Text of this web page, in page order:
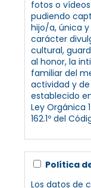
fotos o
pudiendo
hijo/a, única
carácter
cultural,
al honor, la
familiar del
actividad y
establecido
Ley Orgánica
162.1º del
Política
Los datos de